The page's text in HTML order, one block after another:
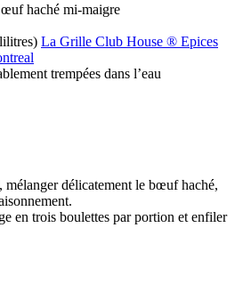
haché mi-maigre
La Grille Club House ® Epices
trempées dans l’eau
mélanger délicatement le bœuf haché,
en trois boulettes par portion et enfiler